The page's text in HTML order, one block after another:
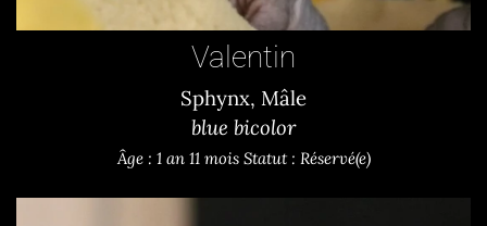
Valentin
Sphynx, Mâle
blue bicolor
Âge : 1 an 11 mois Statut : Réservé(e)